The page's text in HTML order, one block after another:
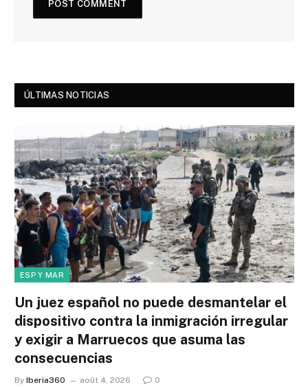
ÚLTIMAS NOTICIAS
ESP Y MAR
Un juez español no puede desmantelar el
dispositivo contra la inmigración irregular
y exigir a Marruecos que asuma las
consecuencias
By Iberia360 août 4, 2026 0